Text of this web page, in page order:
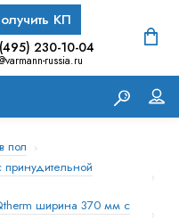
КП
230-10-04
russia.ru
пол
ширина 370 мм с